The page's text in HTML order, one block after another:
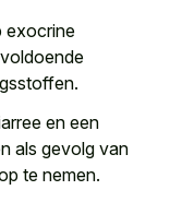
exocrine
en een
als gevolg van
te nemen.